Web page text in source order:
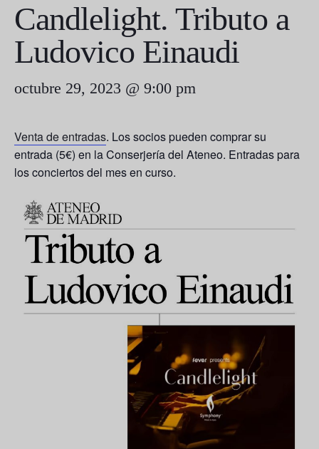
Candlelight. Tributo a
Ludovico Einaudi
octubre 29, 2023 @ 9:00 pm
Venta de entradas. Los socios pueden comprar su
entrada (5€) en la Conserjería del Ateneo. Entradas para
los conciertos del mes en curso.